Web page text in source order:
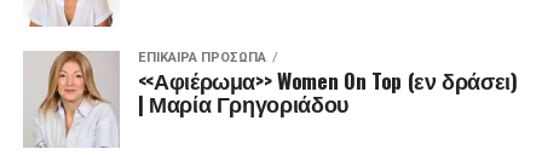
ΕΠΊΚΑΙΡΑ ΠΡΌΣΩΠΑ
<<Αφιέρωμα>> Women On Top (εν δράσει)
| Μαρία Γρηγοριάδου